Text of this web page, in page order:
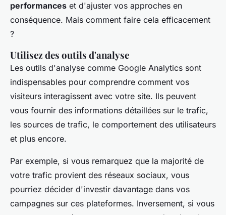
performances et d'ajuster vos approches en
conséquence. Mais comment faire cela efficacement
?
Utilisez des outils d'analyse
Les outils d'analyse comme Google Analytics sont
indispensables pour comprendre comment vos
visiteurs interagissent avec votre site. Ils peuvent
vous fournir des informations détaillées sur le trafic,
les sources de trafic, le comportement des utilisateurs
et plus encore.
Par exemple, si vous remarquez que la majorité de
votre trafic provient des réseaux sociaux, vous
pourriez décider d'investir davantage dans vos
campagnes sur ces plateformes. Inversement, si vous